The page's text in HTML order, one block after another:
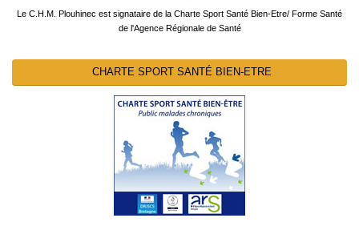
Le C.H.M. Plouhinec est signataire de la Charte Sport Santé Bien-Etre/ Forme Santé
de l'Agence Régionale de Santé
CHARTE SPORT SANTÉ BIEN-ETRE